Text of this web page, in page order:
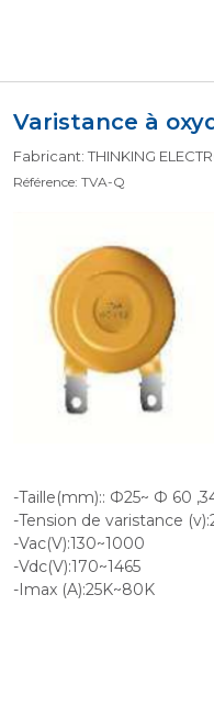
Varistance à
Fabricant: THINKING
Référence: TVA-Q
-Taille(mm):: Ф25~ Ф 60
-Tension de varistance
-Vac(V):130~1000
-Vdc(V):170~1465
-Imax (A):25K~80K